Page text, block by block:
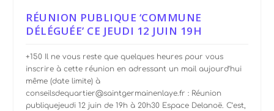
RÉUNION PUBLIQUE ‘COMMUNE
DÉLÉGUÉE’ CE JEUDI 12 JUIN 19H
+150 Il ne vous reste que quelques heures pour vous
inscrire à cette réunion en adressant un mail aujourd’hui
même (date limite) à
conseilsdequartier@saintgermainenlaye.fr : Réunion
publiquejeudi 12 juin de 19h à 20h30 Espace Delanoë. C’est,